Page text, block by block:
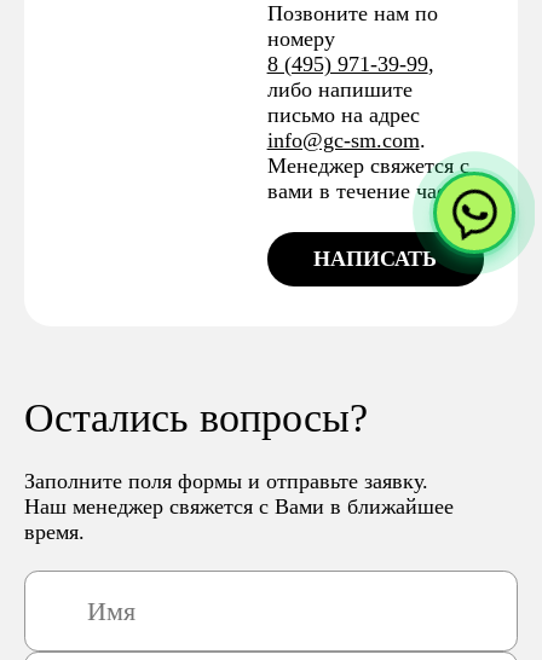
Позвоните нам по
номеру
8 (495) 971-39-99,
либо напишите
письмо на адрес
info@gc-sm.com.
Менеджер свяжется с
вами в течение часа.
НАПИСАТЬ
Остались вопросы?
Заполните поля формы и отправьте заявку.
Наш менеджер свяжется с Вами в ближайшее
время.